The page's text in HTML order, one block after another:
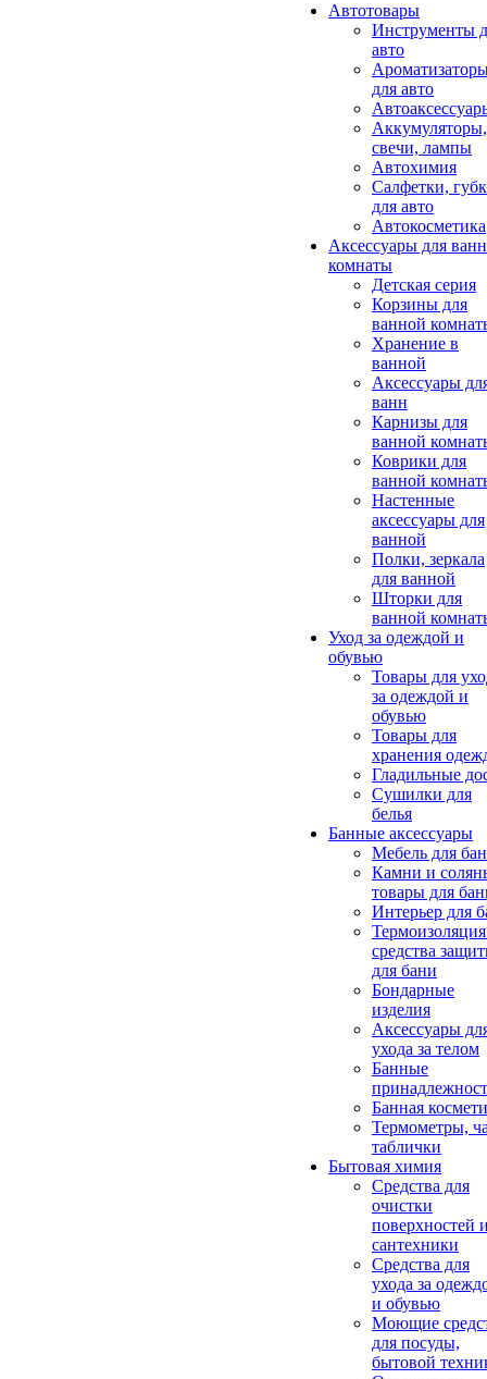
Автотовары
Инструменты
авто
для авто
Аккумуляторы,
свечи, лампы
Автохимия
Салфетки,
для авто
Автокосметика
Аксессуары для
комнаты
Детская серия
Корзины для
ванной
Хранение в
ванной
Аксессуары
ванн
Карнизы для
ванной
Коврики для
ванной
Настенные
аксессуары для
ванной
Полки, зеркала
для ванной
Шторки для
ванной
Уход за одеждой и
обувью
Товары для
за одеждой и
обувью
Товары для
хранения
Гладильные
Сушилки для
белья
Банные аксессуары
Мебель для
Камни и
товары для
Интерьер для
средства
для бани
Бондарные
изделия
Аксеcсуары
ухода за телом
Банные
Банная
Термометры,
таблички
Бытовая химия
Средства для
очистки
поверхностей
сантехники
Средства для
ухода за
и обувью
Моющие
для посуды,
бытовой